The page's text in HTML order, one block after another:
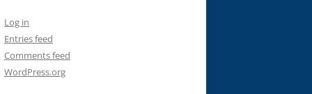
Log in
Entries feed
Comments feed
WordPress.org